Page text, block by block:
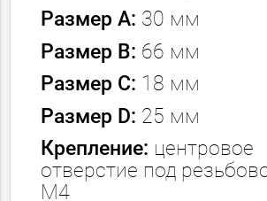
Размер А: 30 мм
Размер В: 66 мм
Размер C: 18 мм
Размер D: 25 мм
Крепление: центровое
отверстие под
М4